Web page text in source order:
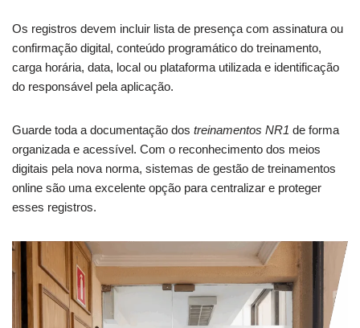
Os registros devem incluir lista de presença com assinatura ou
confirmação digital, conteúdo programático do treinamento,
carga horária, data, local ou plataforma utilizada e identificação
do responsável pela aplicação.
Guarde toda a documentação dos treinamentos NR1 de forma
organizada e acessível. Com o reconhecimento dos meios
digitais pela nova norma, sistemas de gestão de treinamentos
online são uma excelente opção para centralizar e proteger
esses registros.